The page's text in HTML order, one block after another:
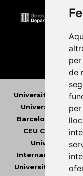
de
Universitat Abat
Universitat
Barcelona
CEU Cardenal
Universitat
Internacional de
Universitat de